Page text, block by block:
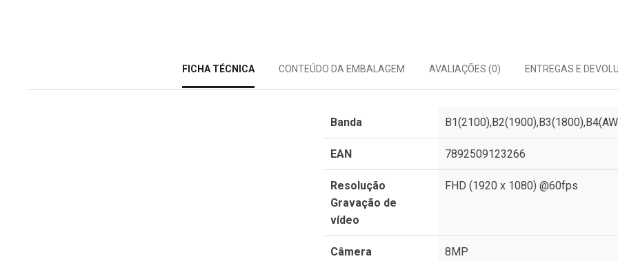
FICHA TÉCNICA CONTEÚDO DA EMBALAGEM AVALIAÇÕES (0) ENTREGAS E
Banda
EAN 7892509123266
Resolução
Gravação de
vídeo
FHD (1920 x 1080) @60fps
Câmera
8MP